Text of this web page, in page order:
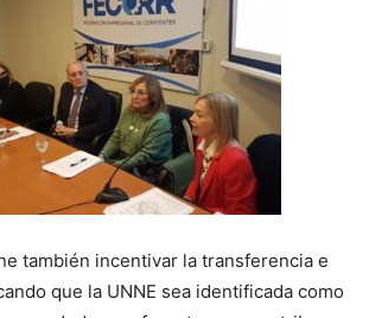
también incentivar la transferencia e
que la UNNE sea identificada como